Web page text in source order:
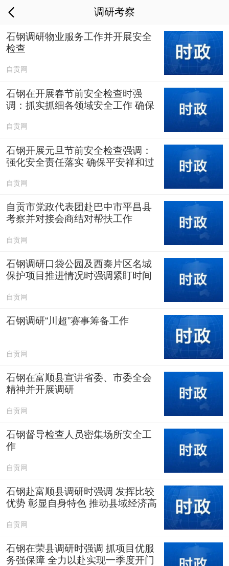
调研考察
石钢调研物业服务工作并开展安全
检查
自贡网
石钢在开展春节前安全检查时强
调：抓实抓细各领域安全工作 确保
自贡网
石钢开展元旦节前安全检查强调：
强化安全责任落实 确保平安祥和过
自贡网
自贡市党政代表团赴巴中市平昌县
考察并对接会商结对帮扶工作
自贡网
石钢调研口袋公园及西秦片区名城
保护项目推进情况时强调紧盯时间
民更幸福
自贡网
石钢调研“川超”赛事筹备工作
自贡网
石钢在富顺县宣讲省委、市委全会
精神并开展调研
自贡网
石钢督导检查人员密集场所安全工
作
自贡网
石钢赴富顺县调研时强调 发挥比较
优势 彰显自身特色 推动县域经济高
自贡网
石钢在荣县调研时强调 抓项目优服
务强保障 全力以赴实现一季度开门